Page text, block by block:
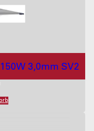
3,0mm SV2